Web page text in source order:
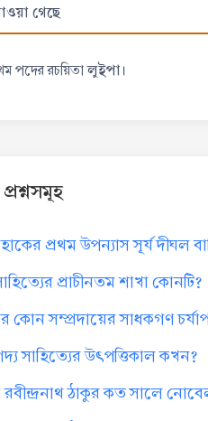
গেছে
পদের রচয়িতালুইপা।
প্রথম উপন্যাস সূর্য দীঘল
প্রাচীনতম শাখা কোনটি?
কোন সম্প্রদায়ের সাধকগণ
সাহিত্যের উৎপত্তিকাল কখন?
রবীন্দ্রনাথ ঠাকুর কত সালে